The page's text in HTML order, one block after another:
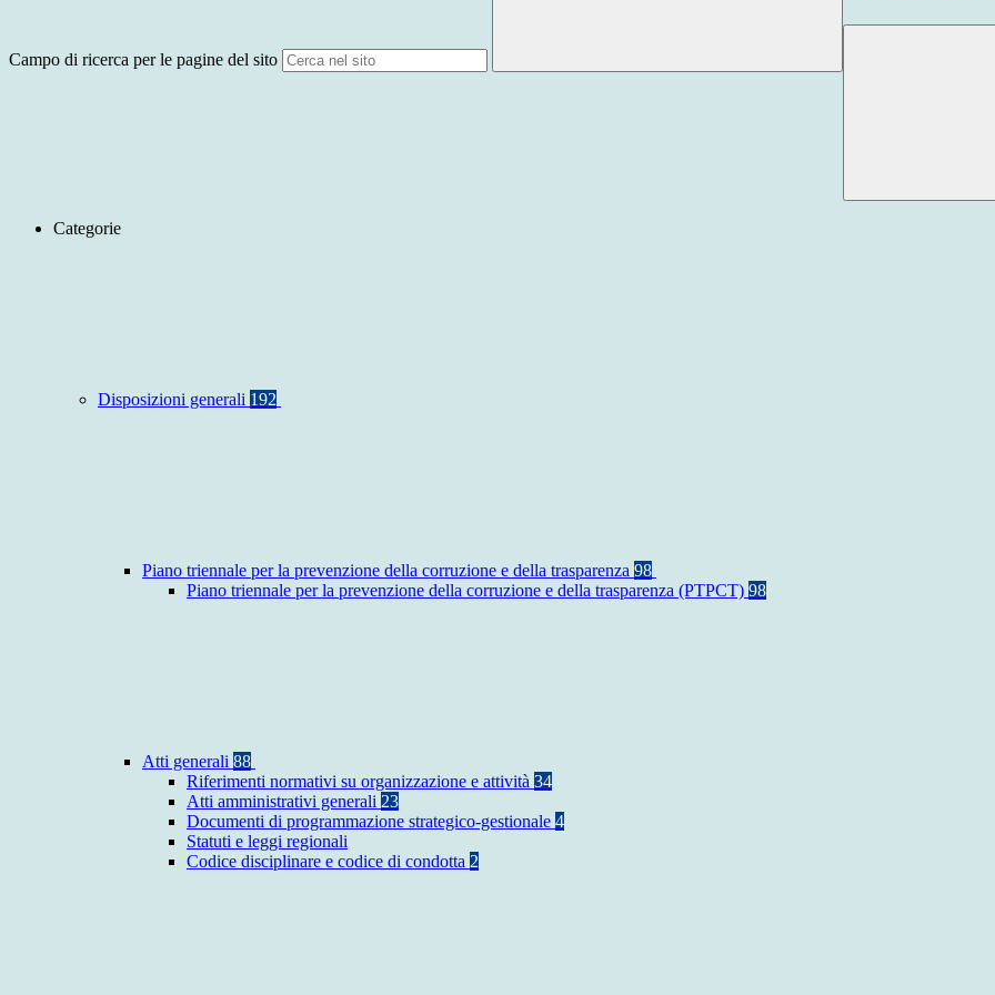
Campo di ricerca per le pagine del sito
Categorie
Disposizioni generali 192
Piano triennale per la prevenzione della corruzione e della trasparenza 98
Piano triennale per la prevenzione della corruzione e della trasparenza (PTPCT) 98
Atti generali 88
Riferimenti normativi su organizzazione e attività 34
Atti amministrativi generali 23
Documenti di programmazione strategico-gestionale 4
Statuti e leggi regionali
Codice disciplinare e codice di condotta 2